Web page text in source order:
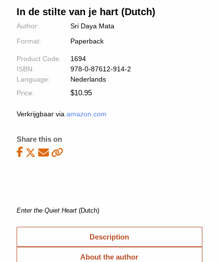
In de stilte van je hart (Dutch)
Author:
Sri Daya Mata
Format:
Paperback
Product Code:
1694
ISBN:
978-0-87612-914-2
Language:
Nederlands
Price:
$10.95
Verkrijgbaar via amazon.com
Share this on
Enter the Quiet Heart(Dutch)
Description
About the author